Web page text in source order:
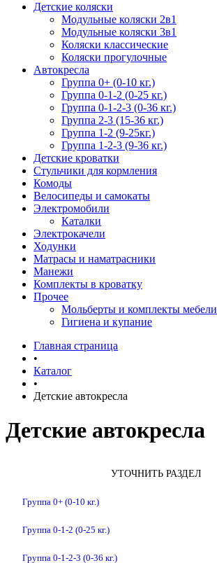
Детские коляски
Модульные коляски 2в1
Модульные коляски 3в1
Коляски классические
Коляски прогулочные
Автокресла
Группа 0+ (0-10 кг.)
Группа 0-1-2 (0-25 кг.)
Группа 0-1-2-3 (0-36 кг.)
Группа 2-3 (15-36 кг.)
Группа 1-2 (9-25кг.)
Группа 1-2-3 (9-36 кг.)
Детские кроватки
Стульчики для кормления
Комоды
Велосипеды и самокаты
Электромобили
Каталки
Электрокачели
Ходунки
Матрасы и наматрасники
Манежи
Комплекты в кроватку
Прочее
Мольберты и комплекты мебели
Гигиена и купание
Главная страница
•
Каталог
•
Детские автокресла
Детские автокресла
УТОЧНИТЬ РАЗДЕЛ
Группа 0+ (0-10 кг.)
Группа 0-1-2 (0-25 кг.)
Группа 0-1-2-3 (0-36 кг.)